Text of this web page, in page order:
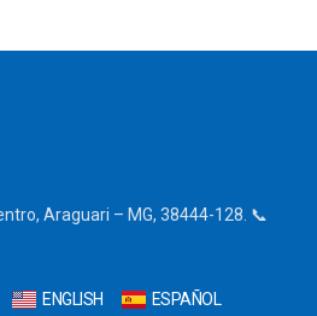
Araguari – MG, 38444-128. 📞
ENGLISH ESPAÑOL